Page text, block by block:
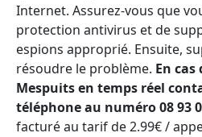
Internet. Assurez-vous que
protection antivirus et de
espions approprié. Ensuite,
résoudre le problème. En
Mespuits en temps réel
téléphone au numéro 08 93
facturé au tarif de 2.99€ /